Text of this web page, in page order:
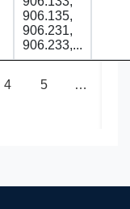
906.135,
906.231,
906.233,...
4 5 …